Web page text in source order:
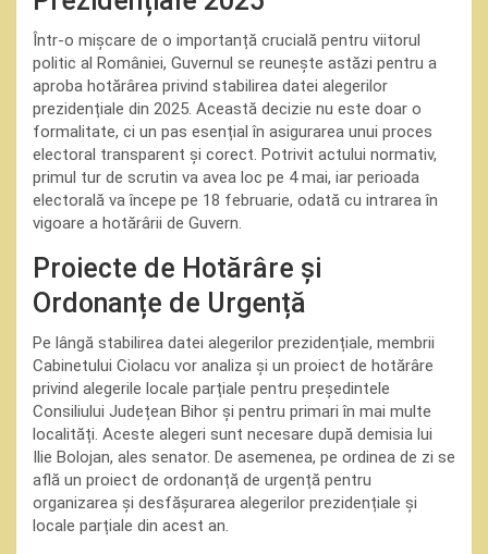
Într-o mișcare de o importanță crucială pentru viitorul
politic al României, Guvernul se reunește astăzi pentru a
aproba hotărârea privind stabilirea datei alegerilor
prezidențiale din 2025. Această decizie nu este doar o
formalitate, ci un pas esențial în asigurarea unui proces
electoral transparent și corect. Potrivit actului normativ,
primul tur de scrutin va avea loc pe 4 mai, iar perioada
electorală va începe pe 18 februarie, odată cu intrarea în
vigoare a hotărârii de Guvern.
Proiecte de Hotărâre și
Ordonanțe de Urgență
Pe lângă stabilirea datei alegerilor prezidențiale, membrii
Cabinetului Ciolacu vor analiza și un proiect de hotărâre
privind alegerile locale parțiale pentru președintele
Consiliului Județean Bihor și pentru primari în mai multe
localități. Aceste alegeri sunt necesare după demisia lui
Ilie Bolojan, ales senator. De asemenea, pe ordinea de zi se
află un proiect de ordonanță de urgență pentru
organizarea și desfășurarea alegerilor prezidențiale și
locale parțiale din acest an.